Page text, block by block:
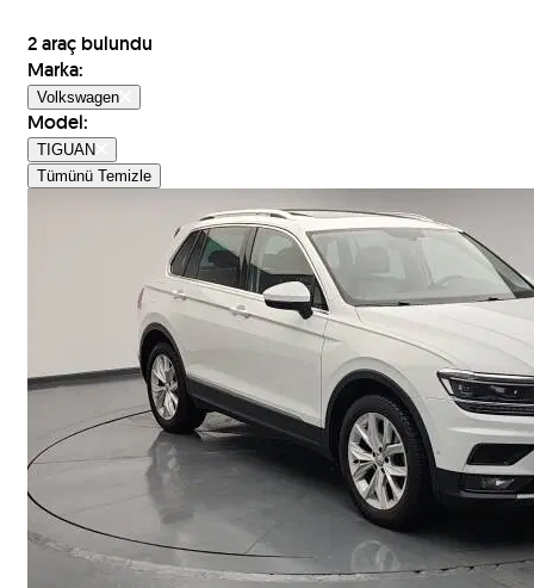
2araç bulundu
Marka:
Volkswagen
Model:
TIGUAN
Tümünü Temizle